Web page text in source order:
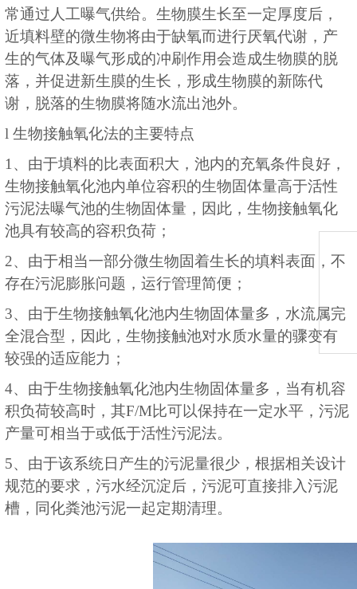
常通过人工曝气供给。生物膜生长至一定厚度后，
近填料壁的微生物将由于缺氧而进行厌氧代谢，产
生的气体及曝气形成的冲刷作用会造成生物膜的脱
落，并促进新生膜的生长，形成生物膜的新陈代
谢，脱落的生物膜将随水流出池外。
l 生物接触氧化法的主要特点
1、由于填料的比表面积大，池内的充氧条件良好，
生物接触氧化池内单位容积的生物固体量高于活性
污泥法曝气池的生物固体量，因此，生物接触氧化
池具有较高的容积负荷；
2、由于相当一部分微生物固着生长的填料表面，不
存在污泥膨胀问题，运行管理简便；
3、由于生物接触氧化池内生物固体量多，水流属完
全混合型，因此，生物接触池对水质水量的骤变有
较强的适应能力；
4、由于生物接触氧化池内生物固体量多，当有机容
积负荷较高时，其F/M比可以保持在一定水平，污泥
产量可相当于或低于活性污泥法。
5、由于该系统日产生的污泥量很少，根据相关设计
规范的要求，污水经沉淀后，污泥可直接排入污泥
槽，同化粪池污泥一起定期清理。